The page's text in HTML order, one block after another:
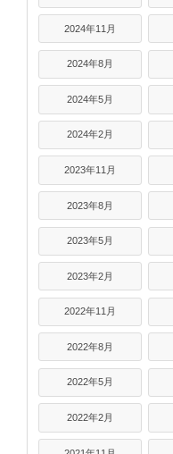
2024年11月
2024年8月
2024年5月
2024年2月
2023年11月
2023年8月
2023年5月
2023年2月
2022年11月
2022年8月
2022年5月
2022年2月